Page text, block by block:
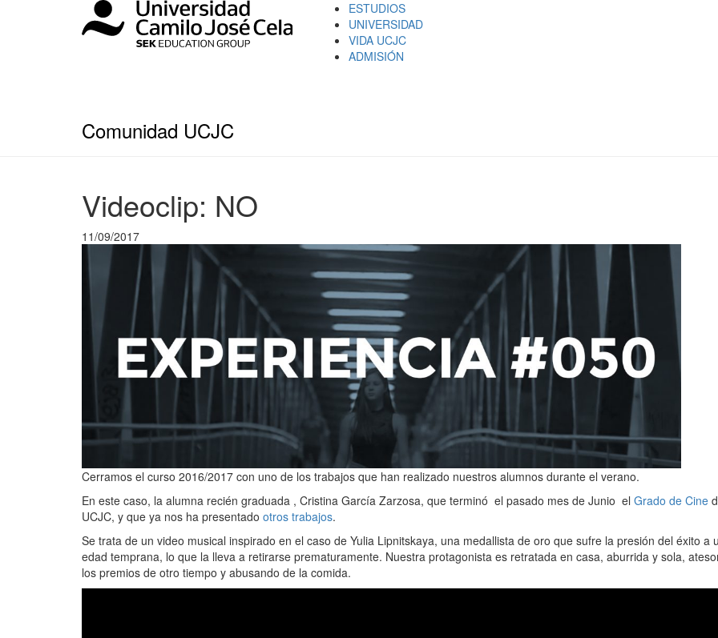
ESTUDIOS
UNIVERSIDAD
VIDA UCJC
ADMISIÓN
Comunidad UCJC
Videoclip: NO
11/09/2017
Cerramos el curso 2016/2017 con uno de los trabajos que han realizado nuestros alumnos durante el verano.
En este caso, la alumna recién graduada , Cristina García Zarzosa, que terminó el pasado mes de Junio el Grado de Cine
UCJC, y que ya nos ha presentado otros trabajos.
Se trata de un video musical inspirado en el caso de Yulia Lipnitskaya, una medallista de oro que sufre la presión del éxito a
edad temprana, lo que la lleva a retirarse prematuramente. Nuestra protagonista es retratada en casa, aburrida y sola,
los premios de otro tiempo y abusando de la comida.